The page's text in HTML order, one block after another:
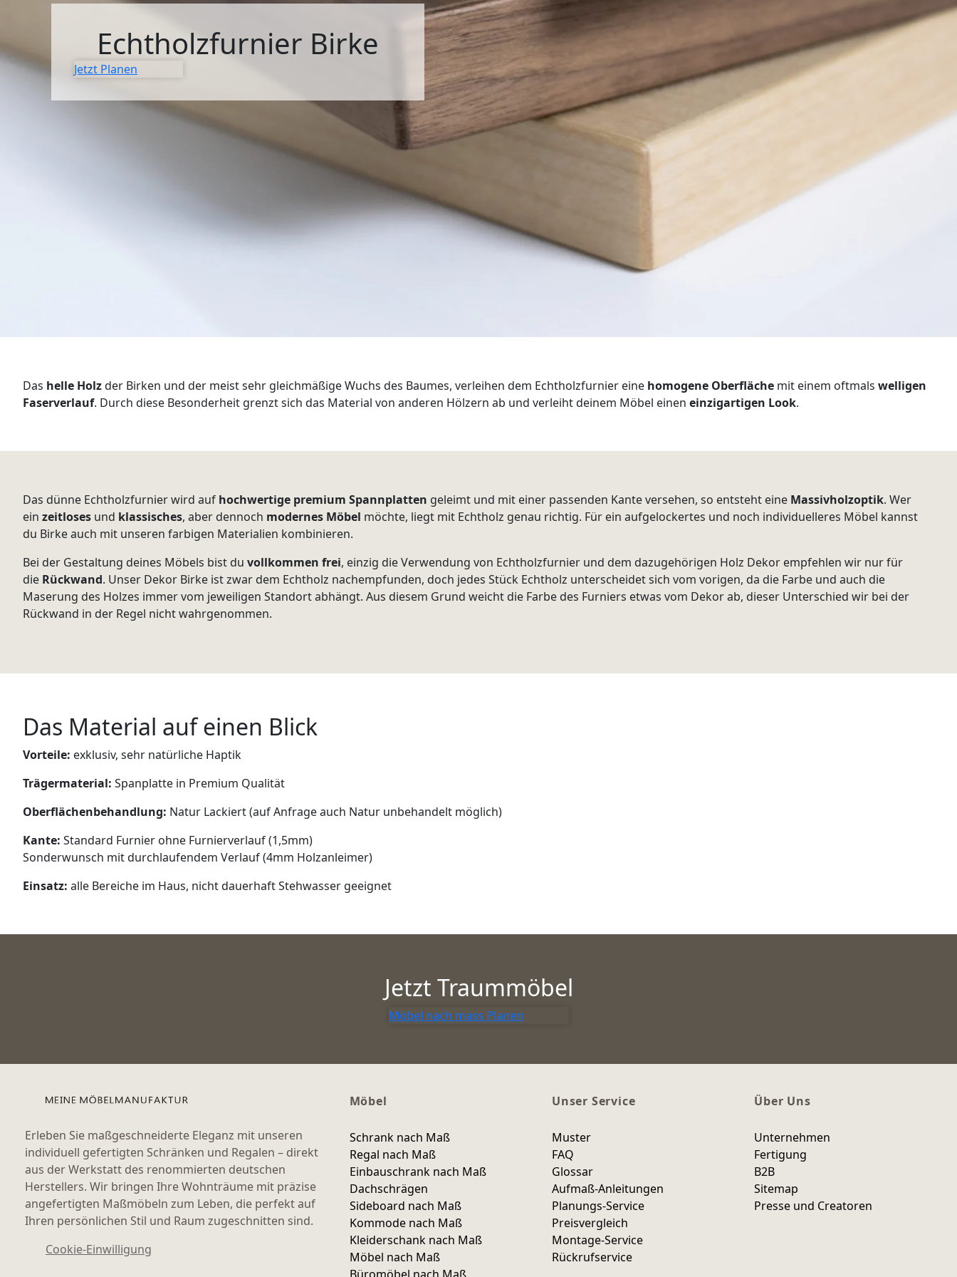
Echtholzfurnier Birke
Jetzt Planen
Das helle Holzder Birken und der meist sehr gleichmäßige Wuchs des Baumes, verleihen dem Echtholzfurnier eine homogene Oberfläche mit einem oftmals welligen
Faserverlauf. Durch diese Besonderheit grenzt sich das Material von anderen Hölzern ab und verleiht deinem Möbel einen einzigartigen Look.
Das dünne Echtholzfurnier wird auf hochwertige premium Spannplatten geleimt und mit einer passenden Kante versehen, so entsteht eine Massivholzoptik. Wer
ein zeitloses und klassisches, aber dennoch modernes Möbel möchte, liegt mit Echtholz genau richtig. Für ein aufgelockertes und noch individuelleres Möbel kannst
du Birke auch mit unseren farbigen Materialien kombinieren.
Bei der Gestaltung deines Möbels bist du vollkommen frei, einzig die Verwendung von Echtholzfurnier und dem dazugehörigen Holz Dekor empfehlen wir nur für
die Rückwand. Unser Dekor Birke ist zwar dem Echtholz nachempfunden, doch jedes Stück Echtholz unterscheidet sich vom vorigen, da die Farbe und auch die
Maserung des Holzes immer vom jeweiligen Standort abhängt. Aus diesem Grund weicht die Farbe des Furniers etwas vom Dekor ab, dieser Unterschied wir bei der
Rückwand in der Regel nicht wahrgenommen.
Das Material auf einen Blick
Vorteile: exklusiv, sehr natürliche Haptik
Trägermaterial: Spanplatte in Premium Qualität
Oberflächenbehandlung: Natur Lackiert (auf Anfrage auch Natur unbehandelt möglich)
Kante: Standard Furnier ohne Furnierverlauf (1,5mm)
Sonderwunsch mit durchlaufendem Verlauf (4mm Holzanleimer)
Einsatz: alle Bereiche im Haus, nicht dauerhaft Stehwasser geeignet
Jetzt Traummöbel
Möbel nach mass Planen
Erleben Sie maßgeschneiderte Eleganz mit unseren
individuell gefertigten Schränken und Regalen – direkt
aus der Werkstatt des renommierten deutschen
Herstellers. Wir bringen Ihre Wohnträume mit präzise
angefertigten Maßmöbeln zum Leben, die perfekt auf
Ihren persönlichen Stil und Raum zugeschnitten sind.
Cookie-Einwilligung
Möbel
Schrank nach Maß
Regal nach Maß
Einbauschrank nach Maß
Dachschrägen
Sideboard nach Maß
Kommode nach Maß
Kleiderschank nach Maß
Möbel nach Maß
Unser Service
Muster
FAQ
Glossar
Aufmaß-Anleitungen
Planungs-Service
Preisvergleich
Montage-Service
Rückrufservice
Über Uns
Unternehmen
Fertigung
B2B
Sitemap
Presse und Creatoren
SIDEBOARDS
LOWBOARDS
ALLE ANZEIGEN